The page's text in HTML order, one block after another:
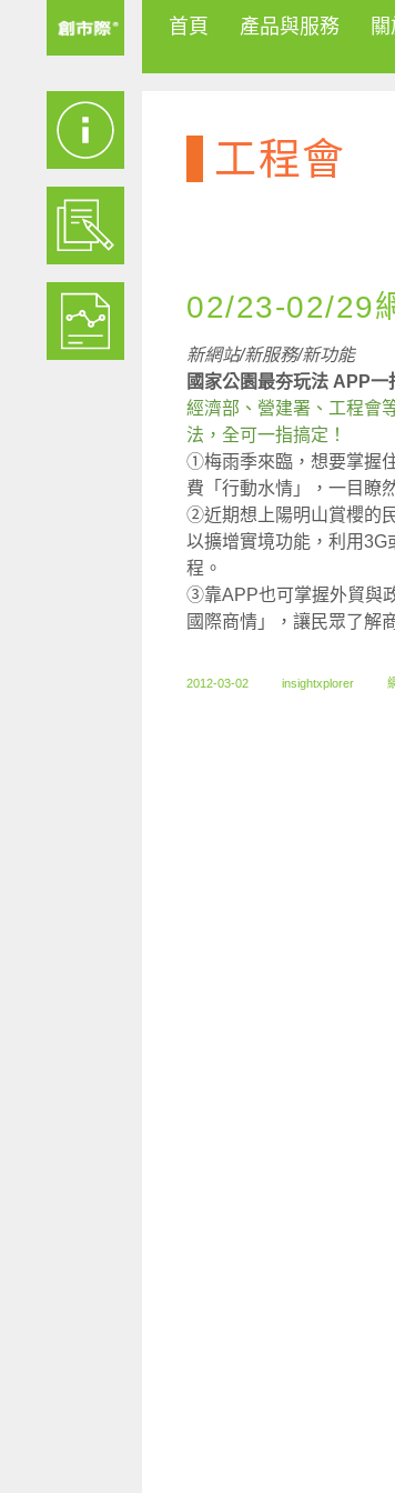
首頁 產品與服務
工程會
02/23-02/29
新網站/新服務/新功能
國家公園最夯玩法 APP一
經濟部、營建署、工程會
法，全可一指搞定！
①梅雨季來臨，想要掌握
費「行動水情」，一目瞭
②近期想上陽明山賞櫻的
以擴增實境功能，利用
程。
③靠APP也可掌握外貿與
國際商情」，讓民眾了解
2012-03-02 insightxplorer